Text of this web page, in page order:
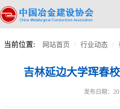
当前位置: 网站首页 行业动态
吉林延边大学珲春
发布日期：